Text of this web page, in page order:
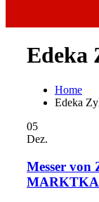
Edeka
Home
Edeka
05
Dez.
Messer